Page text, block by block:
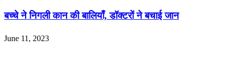
बच्चे ने निगली कान की बालियाँ, डॉक्टरों ने बचाई जान
June 11, 2023